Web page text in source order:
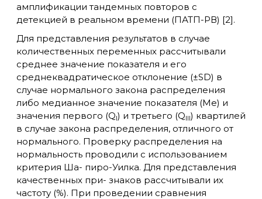
амплификации тандемных повторов с
детекцией в реальном времени (ПАТП-РВ) [2].
Для представления результатов в случае
количественных переменных рассчитывали
среднее значение показателя и его
среднеквадратическое отклонение (±SD) в
случае нормального закона распределения
либо медианное значение показателя (Me) и
значения первого (QI) и третьего (QIII) квартилей
в случае закона распределения, отличного от
нормального. Проверку распределения на
нормальность проводили с использованием
критерия Ша- пиро-Уилка. Для представления
качественных при- знаков рассчитывали их
частоту (%). При проведении сравнения